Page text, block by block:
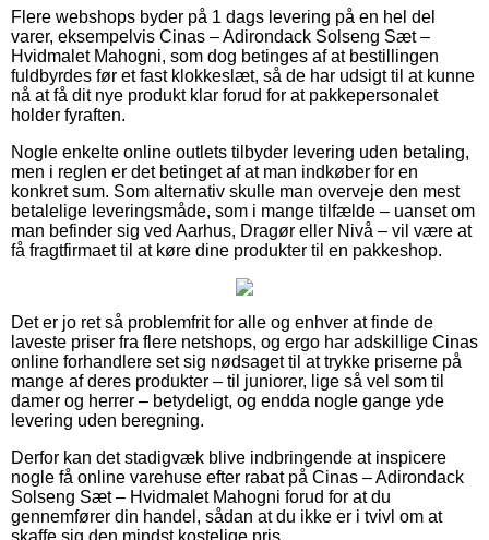
Flere webshops byder på 1 dags levering på en hel del
varer, eksempelvis Cinas – Adirondack Solseng Sæt –
Hvidmalet Mahogni, som dog betinges af at bestillingen
fuldbyrdes før et fast klokkeslæt, så de har udsigt til at kunne
nå at få dit nye produkt klar forud for at pakkepersonalet
holder fyraften.
Nogle enkelte online outlets tilbyder levering uden betaling,
men i reglen er det betinget af at man indkøber for en
konkret sum. Som alternativ skulle man overveje den mest
betalelige leveringsmåde, som i mange tilfælde – uanset om
man befinder sig ved Aarhus, Dragør eller Nivå – vil være at
få fragtfirmaet til at køre dine produkter til en pakkeshop.
Det er jo ret så problemfrit for alle og enhver at finde de
laveste priser fra flere netshops, og ergo har adskillige Cinas
online forhandlere set sig nødsaget til at trykke priserne på
mange af deres produkter – til juniorer, lige så vel som til
damer og herrer – betydeligt, og endda nogle gange yde
levering uden beregning.
Derfor kan det stadigvæk blive indbringende at inspicere
nogle få online varehuse efter rabat på Cinas – Adirondack
Solseng Sæt – Hvidmalet Mahogni forud for at du
gennemfører din handel, sådan at du ikke er i tvivl om at
skaffe sig den mindst kostelige pris.